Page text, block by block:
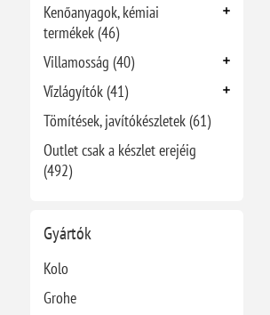
Kenőanyagok, kémiai
termékek (46)
Villamosság (40)
Vízlágyítók (41)
Tömítések, javítókészletek (61)
Outlet csak a készlet erejéig
(492)
Gyártók
Kolo
Grohe